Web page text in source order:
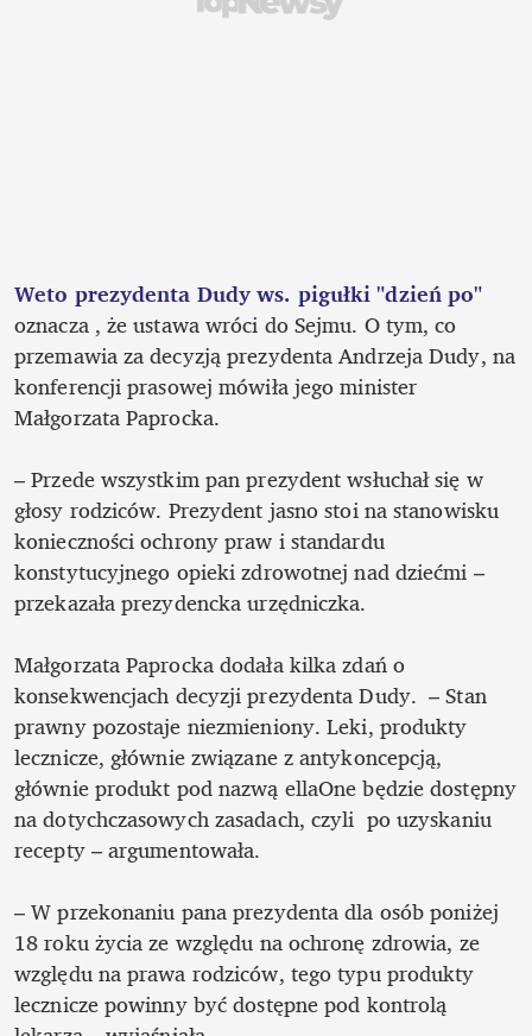
Weto prezydenta Dudy ws. pigułki "dzień po"
oznacza , że ustawa wróci do Sejmu. O tym, co
przemawia za decyzją prezydenta Andrzeja Dudy, na
konferencji prasowej mówiła jego minister
Małgorzata Paprocka.
– Przede wszystkim pan prezydent wsłuchał się w
głosy rodziców. Prezydent jasno stoi na stanowisku
konieczności ochrony praw i standardu
konstytucyjnego opieki zdrowotnej nad dziećmi –
przekazała prezydencka urzędniczka.
Małgorzata Paprocka dodała kilka zdań o
konsekwencjach decyzji prezydenta Dudy.  – Stan
prawny pozostaje niezmieniony. Leki, produkty
lecznicze, głównie związane z antykoncepcją,
głównie produkt pod nazwą ellaOne będzie dostępny
na dotychczasowych zasadach, czyli  po uzyskaniu
recepty – argumentowała.
– W przekonaniu pana prezydenta dla osób poniżej
18 roku życia ze względu na ochronę zdrowia, ze
względu na prawa rodziców, tego typu produkty
lecznicze powinny być dostępne pod kontrolą